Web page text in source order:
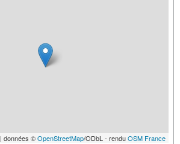
| données ©OpenStreetMap/ODbL - renduOSM France